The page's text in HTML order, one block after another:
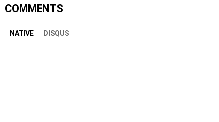
COMMENTS
NATIVE DISQUS